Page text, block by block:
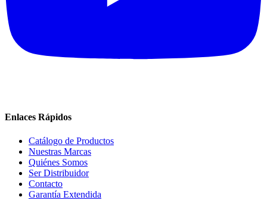
Enlaces Rápidos
Catálogo de Productos
Nuestras Marcas
Quiénes Somos
Ser Distribuidor
Contacto
Garantía Extendida